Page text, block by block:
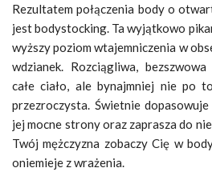
Rezultatem połączenia body o
jest bodystocking. Ta wyjątkowo
wyższy poziom wtajemniczenia w
wdzianek. Rozciągliwa,
całe ciało, ale bynajmniej nie po
przezroczysta. Świetnie
jej mocne strony oraz zaprasza do
Twój mężczyzna zobaczy Cię w
oniemieje z wrażenia.